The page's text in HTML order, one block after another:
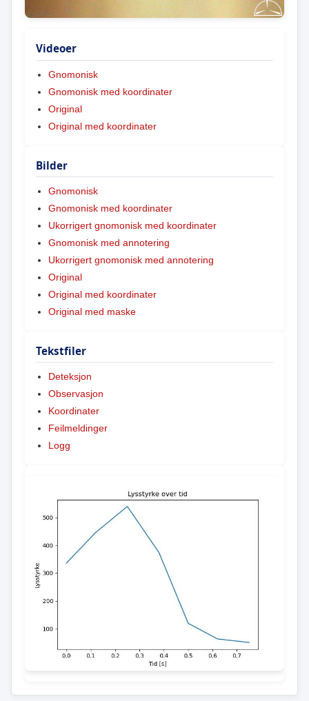
Videoer
Gnomonisk
Gnomonisk med koordinater
Original
Original med koordinater
Bilder
Gnomonisk
Gnomonisk med koordinater
Ukorrigert gnomonisk med koordinater
Gnomonisk med annotering
Ukorrigert gnomonisk med annotering
Original
Original med koordinater
Original med maske
Tekstfiler
Deteksjon
Observasjon
Koordinater
Feilmeldinger
Logg